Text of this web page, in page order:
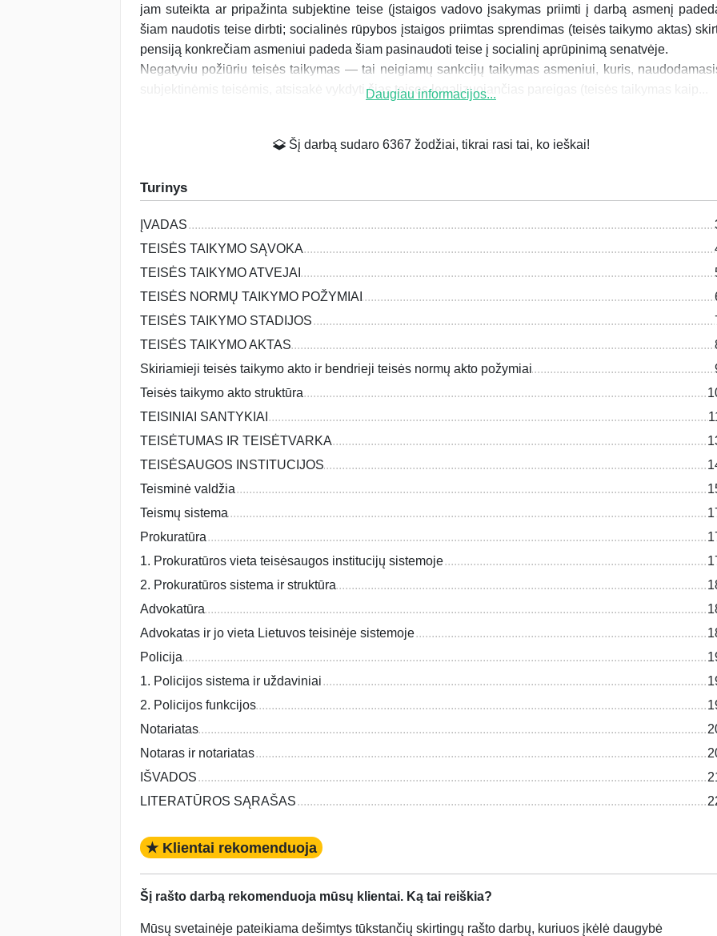
jam suteikta ar pripažinta subjektine teise (įstaigos vadovo įsakymas priimti į darbą asmenį
šiam naudotis teise dirbti; socialinės rūpybos įstaigos pri­imtas sprendimas (teisės taikymo aktas)
pensiją konkrečiam asmeniui padeda šiam pasinaudoti teise į socialinį aprūpinimą se­natvėje.
Negatyviu požiūriu teisės taikymas — tai neigiamų sankcijų tai­kymas asmeniui, kuris,
subjektinėmis teisėmis, atsi­sakė vykdyti šias teises legalizuojančias pareigas (teisės taikymas kaip...
Daugiau informacijos...
Šį darbą sudaro 6367 žodžiai, tikrai rasi tai, ko ieškai!
Turinys
ĮVADAS
TEISĖS TAIKYMO SĄVOKA
TEISĖS TAIKYMO ATVEJAI
TEISĖS NORMŲ TAIKYMO POŽYMIAI
TEISĖS TAIKYMO STADIJOS
TEISĖS TAIKYMO AKTAS
Skiriamieji teisės taikymo akto ir bendrieji teisės normų akto požymiai
Teisės taikymo akto struktūra
TEISINIAI SANTYKIAI
TEISĖTUMAS IR TEISĖTVARKA
TEISĖSAUGOS INSTITUCIJOS
Teisminė valdžia
Teismų sistema
Prokuratūra
1. Prokuratūros vieta teisėsaugos institucijų sistemoje
2. Prokuratūros sistema ir struktūra
Advokatūra
Advokatas ir jo vieta Lietuvos teisinėje sistemoje
Policija
1. Policijos sistema ir uždaviniai
2. Policijos funkcijos
Notariatas
Notaras ir notariatas
IŠVADOS
LITERATŪROS SĄRAŠAS
★ Klientai rekomenduoja
Šį rašto darbą rekomenduoja mūsų klientai. Ką tai reiškia?
Mūsų svetainėje pateikiama dešimtys tūkstančių skirtingų rašto darbų, kuriuos įkėlė daugybė